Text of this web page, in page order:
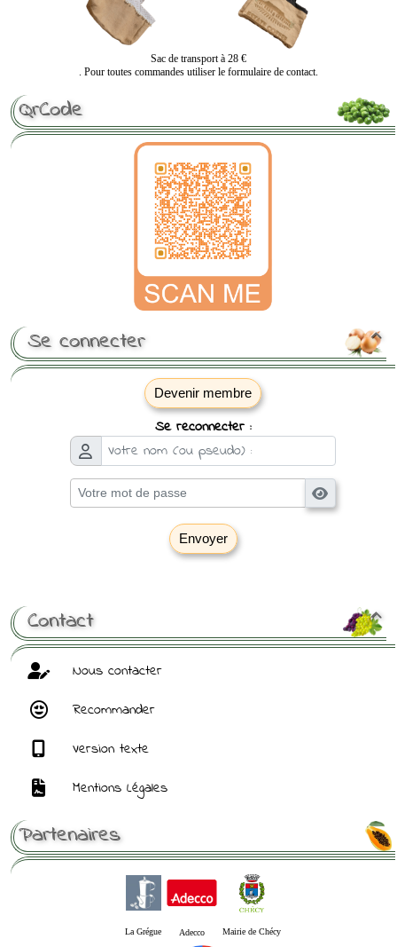
Sac de transport à 28 €
. Pour toutes commandes utiliser le formulaire de contact.
QrCode

Se connecter
Devenir membre
Se reconnecter :
Envoyer

Contact
Nous contacter
Recommander
Version texte
Mentions Légales
Partenaires
La Grégue Adecco Mairie de Chécy